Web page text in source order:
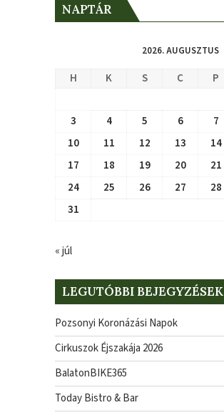
NAPTÁR
2026. AUGUSZTUS
H K S C P
3
4 5 6 7
10
11 12 13 14
17
18 19 20 21
24
25 26 27 28
31
« júl
LEGUTÓBBI BEJEGYZÉSEK
Pozsonyi Koronázási Napok
Cirkuszok Éjszakája 2026
BalatonBIKE365
Today Bistro & Bar